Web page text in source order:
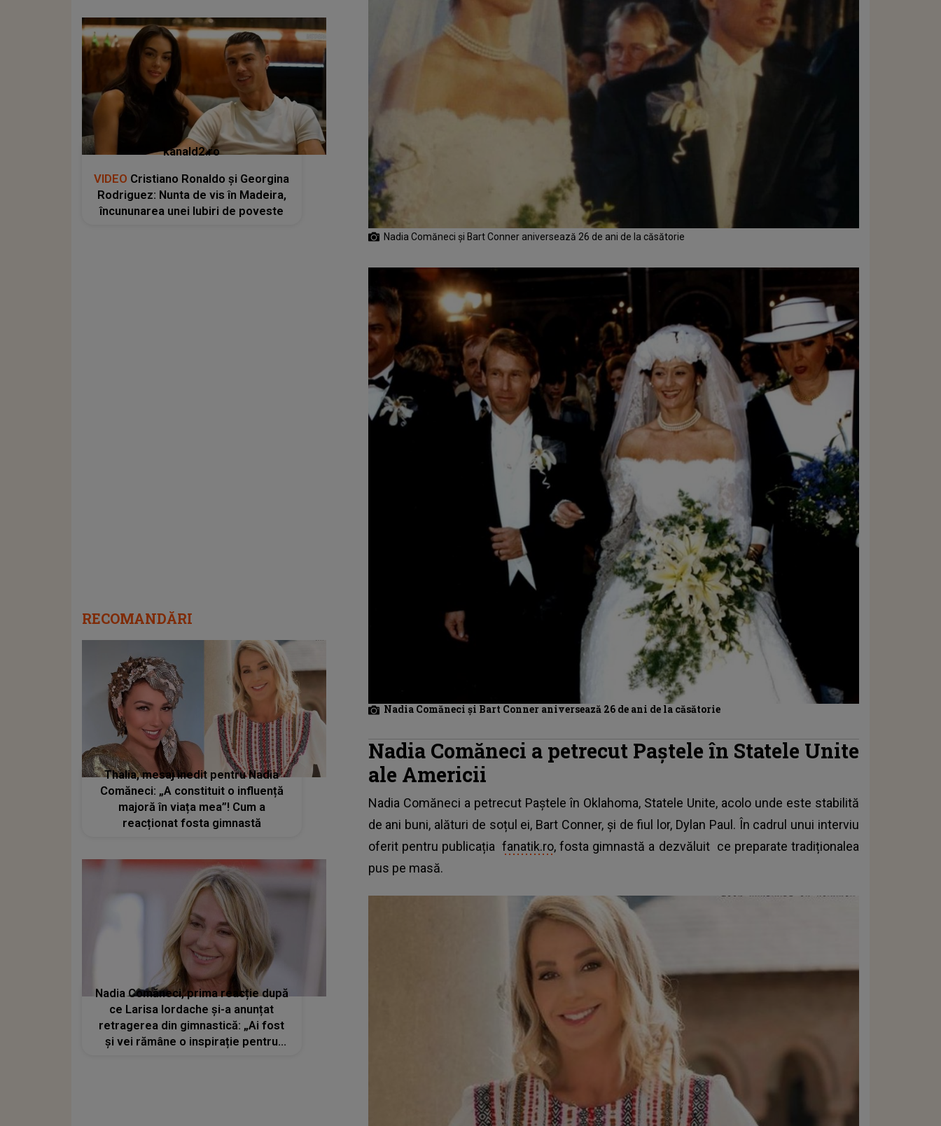
Nadia Comăneci și Bart Conner aniversează 26 de ani de la căsătorie
Nadia Comăneci și Bart Conner aniversează 26 de ani de la căsătorie
Nadia Comăneci a petrecut Paștele în Statele Unite
ale Americii
Nadia Comăneci a petrecut Paștele în Oklahoma, Statele Unite, acolo unde este stabilită
de ani buni, alături de soțul ei, Bart Conner, și de fiul lor, Dylan Paul. În cadrul unui interviu
oferit pentru publicațiafanatik.ro, fosta gimnastă a dezvăluit ce preparate tradiționalea
pus pe masă.
kanald2.ro
VIDEO Cristiano Ronaldo și Georgina
Rodriguez: Nunta de vis în Madeira,
încununarea unei Iubiri de poveste
RECOMANDĂRI
Thalia, mesaj inedit pentru Nadia
Comăneci: „A constituit o influență
majoră în viața mea”! Cum a
reacționat fosta gimnastă
Nadia Comăneci, prima reacție după
ce Larisa Iordache și-a anunțat
retragerea din gimnastică: „Ai fost
și vei rămâne o inspirație pentru